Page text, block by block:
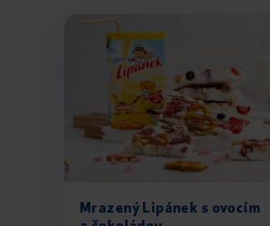
Mrazený Lipánek s ovocím